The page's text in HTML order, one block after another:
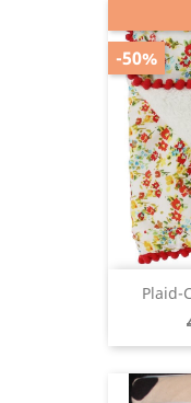
Plaid-
-50%